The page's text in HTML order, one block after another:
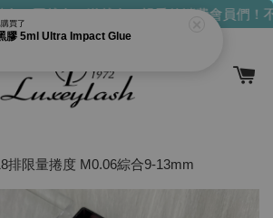
！買越多，送越多！親愛的消費會員們！
排限量捲度 M0.06綜合9-13mm
買了
膠 5ml Ultra Impact Glue